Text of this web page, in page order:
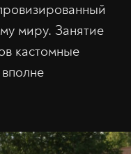
миру. Занятие
кастомные